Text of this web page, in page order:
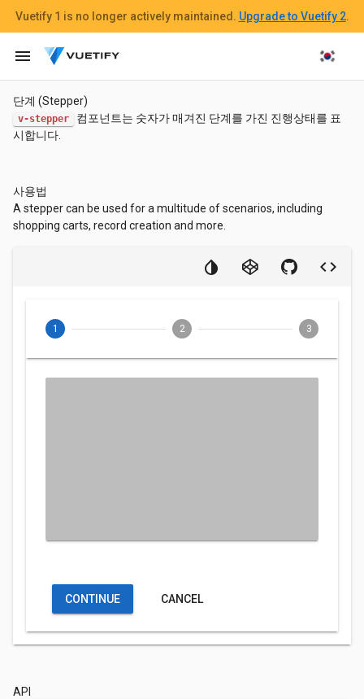
단계 (Stepper)
v-stepper
컴포넌트는 숫자가 매겨진 단계를 가진 진행상태를 표
시합니다.
사용법
A stepper can be used for a multitude of scenarios, including
shopping carts, record creation and more.
1 2 3
CONTINUE CANCEL
API
Vuetify 1 is no longer actively maintained. Upgrade to Vuetify 2.
menu